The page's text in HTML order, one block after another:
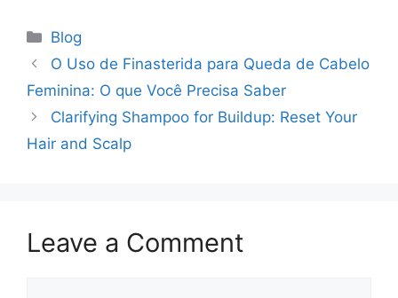
Categories
Blog
O Uso de Finasterida para Queda de Cabelo
Feminina: O que Você Precisa Saber
Clarifying Shampoo for Buildup: Reset Your
Hair and Scalp
Leave a Comment